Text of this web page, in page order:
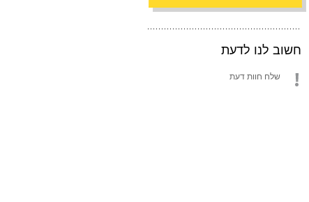
חשוב לנו לדעת
שלח חוות דעת